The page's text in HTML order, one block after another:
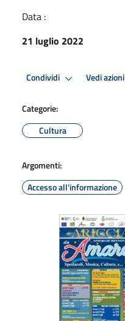
Data :
21 luglio 2022
Condividi Vedi azioni
Categorie:
Cultura
Argomenti:
Accesso all'informazione